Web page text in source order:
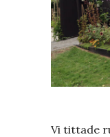
Vi tittade